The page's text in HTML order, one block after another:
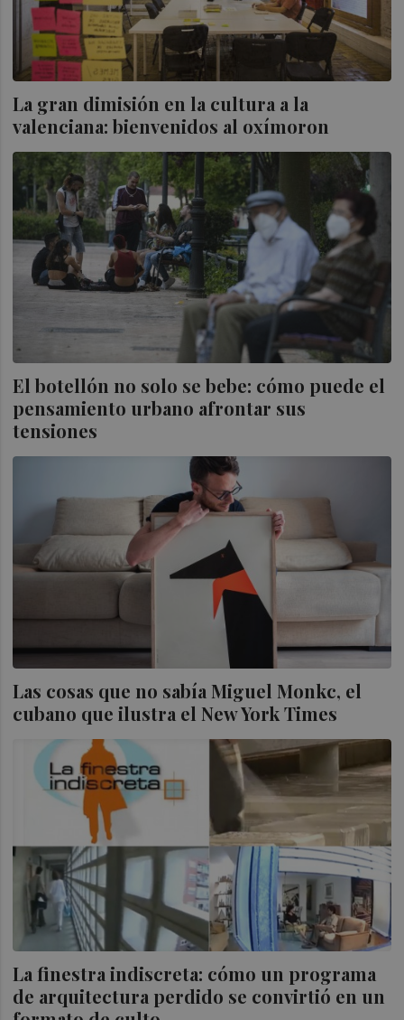
La gran dimisión en la cultura a la
valenciana: bienvenidos al oxímoron
El botellón no solo se bebe: cómo puede el
pensamiento urbano afrontar sus
tensiones
Las cosas que no sabía Miguel Monkc, el
cubano que ilustra el New York Times
La finestra indiscreta: cómo un programa
de arquitectura perdido se convirtió en un